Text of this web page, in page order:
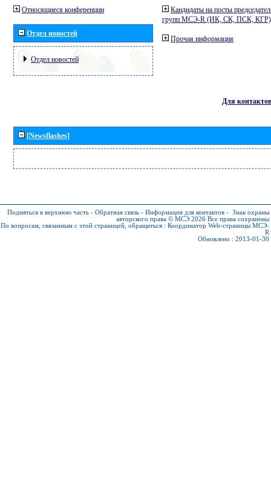
Относящиеся конференции
Отдел новостей
Отдел новостей
Кандидаты на посты
групп МСЭ-R (ИК, СК, ПСК, КГР)
Прочая информация
Для контактов
[Newsflashes]
Подняться в верхнюю часть - Обратная связь - Информация для контактов - Знак охраны
авторского права © МСЭ 2026 Все права сохранены
По вопросам, связанным с этой страницей, обращаться : Координатор Web-страницы МСЭ-
R
Обновлено : 2013-01-30